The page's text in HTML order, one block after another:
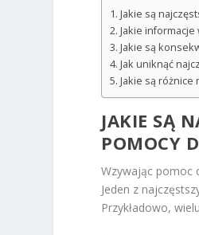
Jakie są
Jakie
Jakie są
Jak uniknąć
Jakie są różnice
JAKIE SĄ
POMOCY
Wzywając pomoc
Jeden z
Przykładowo,